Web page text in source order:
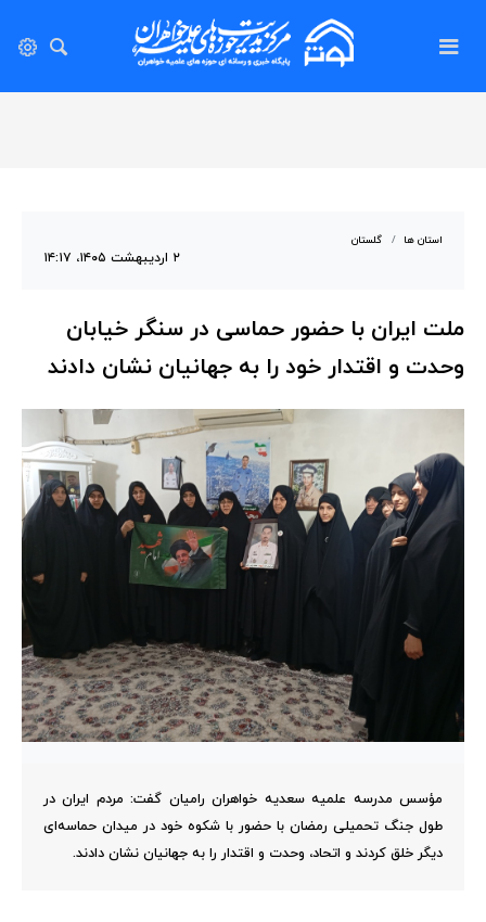
استان ها گلستان
۲ اردیبهشت ۱۴۰۵، ۱۴:۱۷
ملت ایران با حضور حماسی در سنگر خیابان
وحدت و اقتدار خود را به جهانیان نشان دادند
مؤسس مدرسه علمیه سعدیه خواهران رامیان گفت: مردم ایران در
طول جنگ تحمیلی رمضان با حضور با شکوه خود در میدان حماسه‌ای
دیگر خلق کردند و اتحاد، وحدت و اقتدار را به جهانیان نشان دادند.